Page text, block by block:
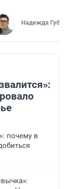
Надежда
почему в